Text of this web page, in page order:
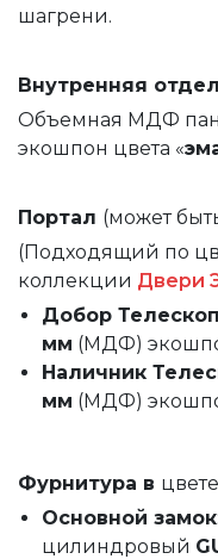
шагрени.
Внутренняя
Объемная МДФ
экошпон цвета «
Портал (может
(Подходящий по
коллекции Двери
Добор
мм (МДФ)
Наличник
мм (МДФ)
Фурнитура в
Основной замок
цилиндровый